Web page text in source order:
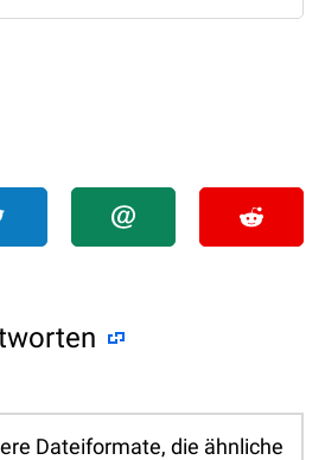
Dateiformate, die ähnliche